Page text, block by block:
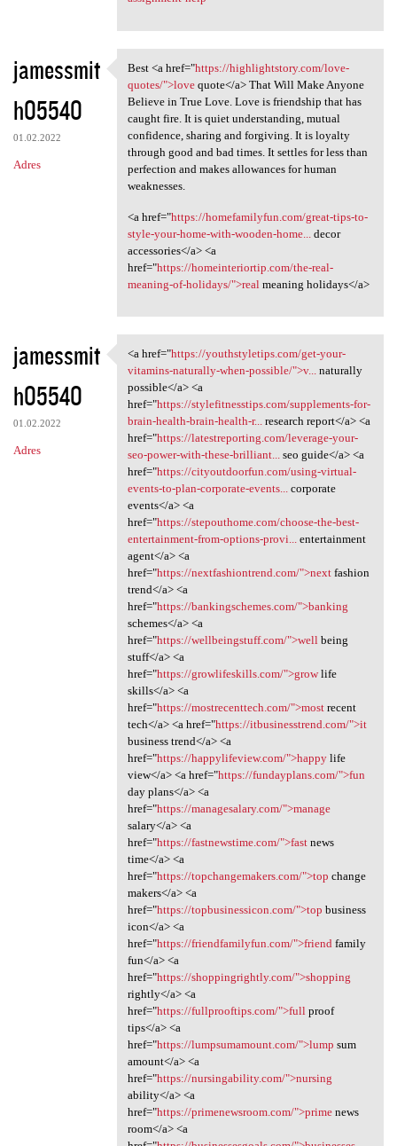
jamessmit
h05540
01.02.2022
Adres
Best <a href="https:/
Best <a href="https://highlightstory.com/love-
quotes/">lovequote</a> That Will Make Anyone
Believe in True Love. Love is friendship that has
caught fire. It is quiet understanding, mutual
confidence, sharing and forgiving. It is loyalty
through good and bad times. It settles for less than
perfection and makes allowances for human
weaknesses.
<a href="https://homefamilyfun.com/great-tips-to-
style-your-home-with-wooden-home...
decor
accessories</a> <a
href="https://homeinteriortip.com/the-real-
meaning-of-holidays/">real meaning holidays</a>
jamessmit
h05540
01.02.2022
Adres
<a href="https:/
<a href="https://youthstyletips.com/get-your-
vitamins-naturally-when-possible/">v...naturally
possible</a> <a
href="https://stylefitnesstips.com/supplements-for-
brain-health-brain-health-r...research report</a> <a
href="https://latestreporting.com/leverage-your-
seo-power-with-these-brilliant...seo guide</a> <a
href="https://cityoutdoorfun.com/using-virtual-
events-to-plan-corporate-events...corporate
events</a> <a
href="https://stepouthome.com/choose-the-best-
entertainment-from-options-provi...entertainment
agent</a> <a
href="https://nextfashiontrend.com/">nextfashion
trend</a> <a
href="https://bankingschemes.com/">banking
schemes</a> <a
href="https://wellbeingstuff.com/">wellbeing
stuff</a> <a
href="https://growlifeskills.com/">growlife
skills</a> <a
href="https://mostrecenttech.com/">mostrecent
tech</a> <a href="https://itbusinesstrend.com/">it
business trend</a> <a
href="https://happylifeview.com/">happylife
view</a> <a href="https://fundayplans.com/">fun
day plans</a> <a
href="https://managesalary.com/">manage
salary</a> <a
href="https://fastnewstime.com/">fastnews
time</a> <a
href="https://topchangemakers.com/">top change
makers</a> <a
href="https://topbusinessicon.com/">top business
icon</a> <a
href="https://friendfamilyfun.com/">friendfamily
fun</a> <a
href="https://shoppingrightly.com/">shopping
rightly</a> <a
href="https://fullprooftips.com/">fullproof
tips</a> <a
href="https://lumpsumamount.com/">lump sum
amount</a> <a
href="https://nursingability.com/">nursing
ability</a> <a
href="https://primenewsroom.com/">primenews
room</a> <a